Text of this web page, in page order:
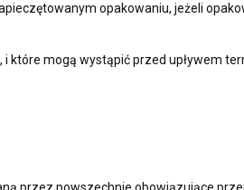
opakowaniu, jeżeli
które mogą wystąpić przed upływem